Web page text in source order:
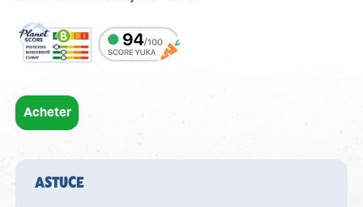
Acheter
ASTUCE